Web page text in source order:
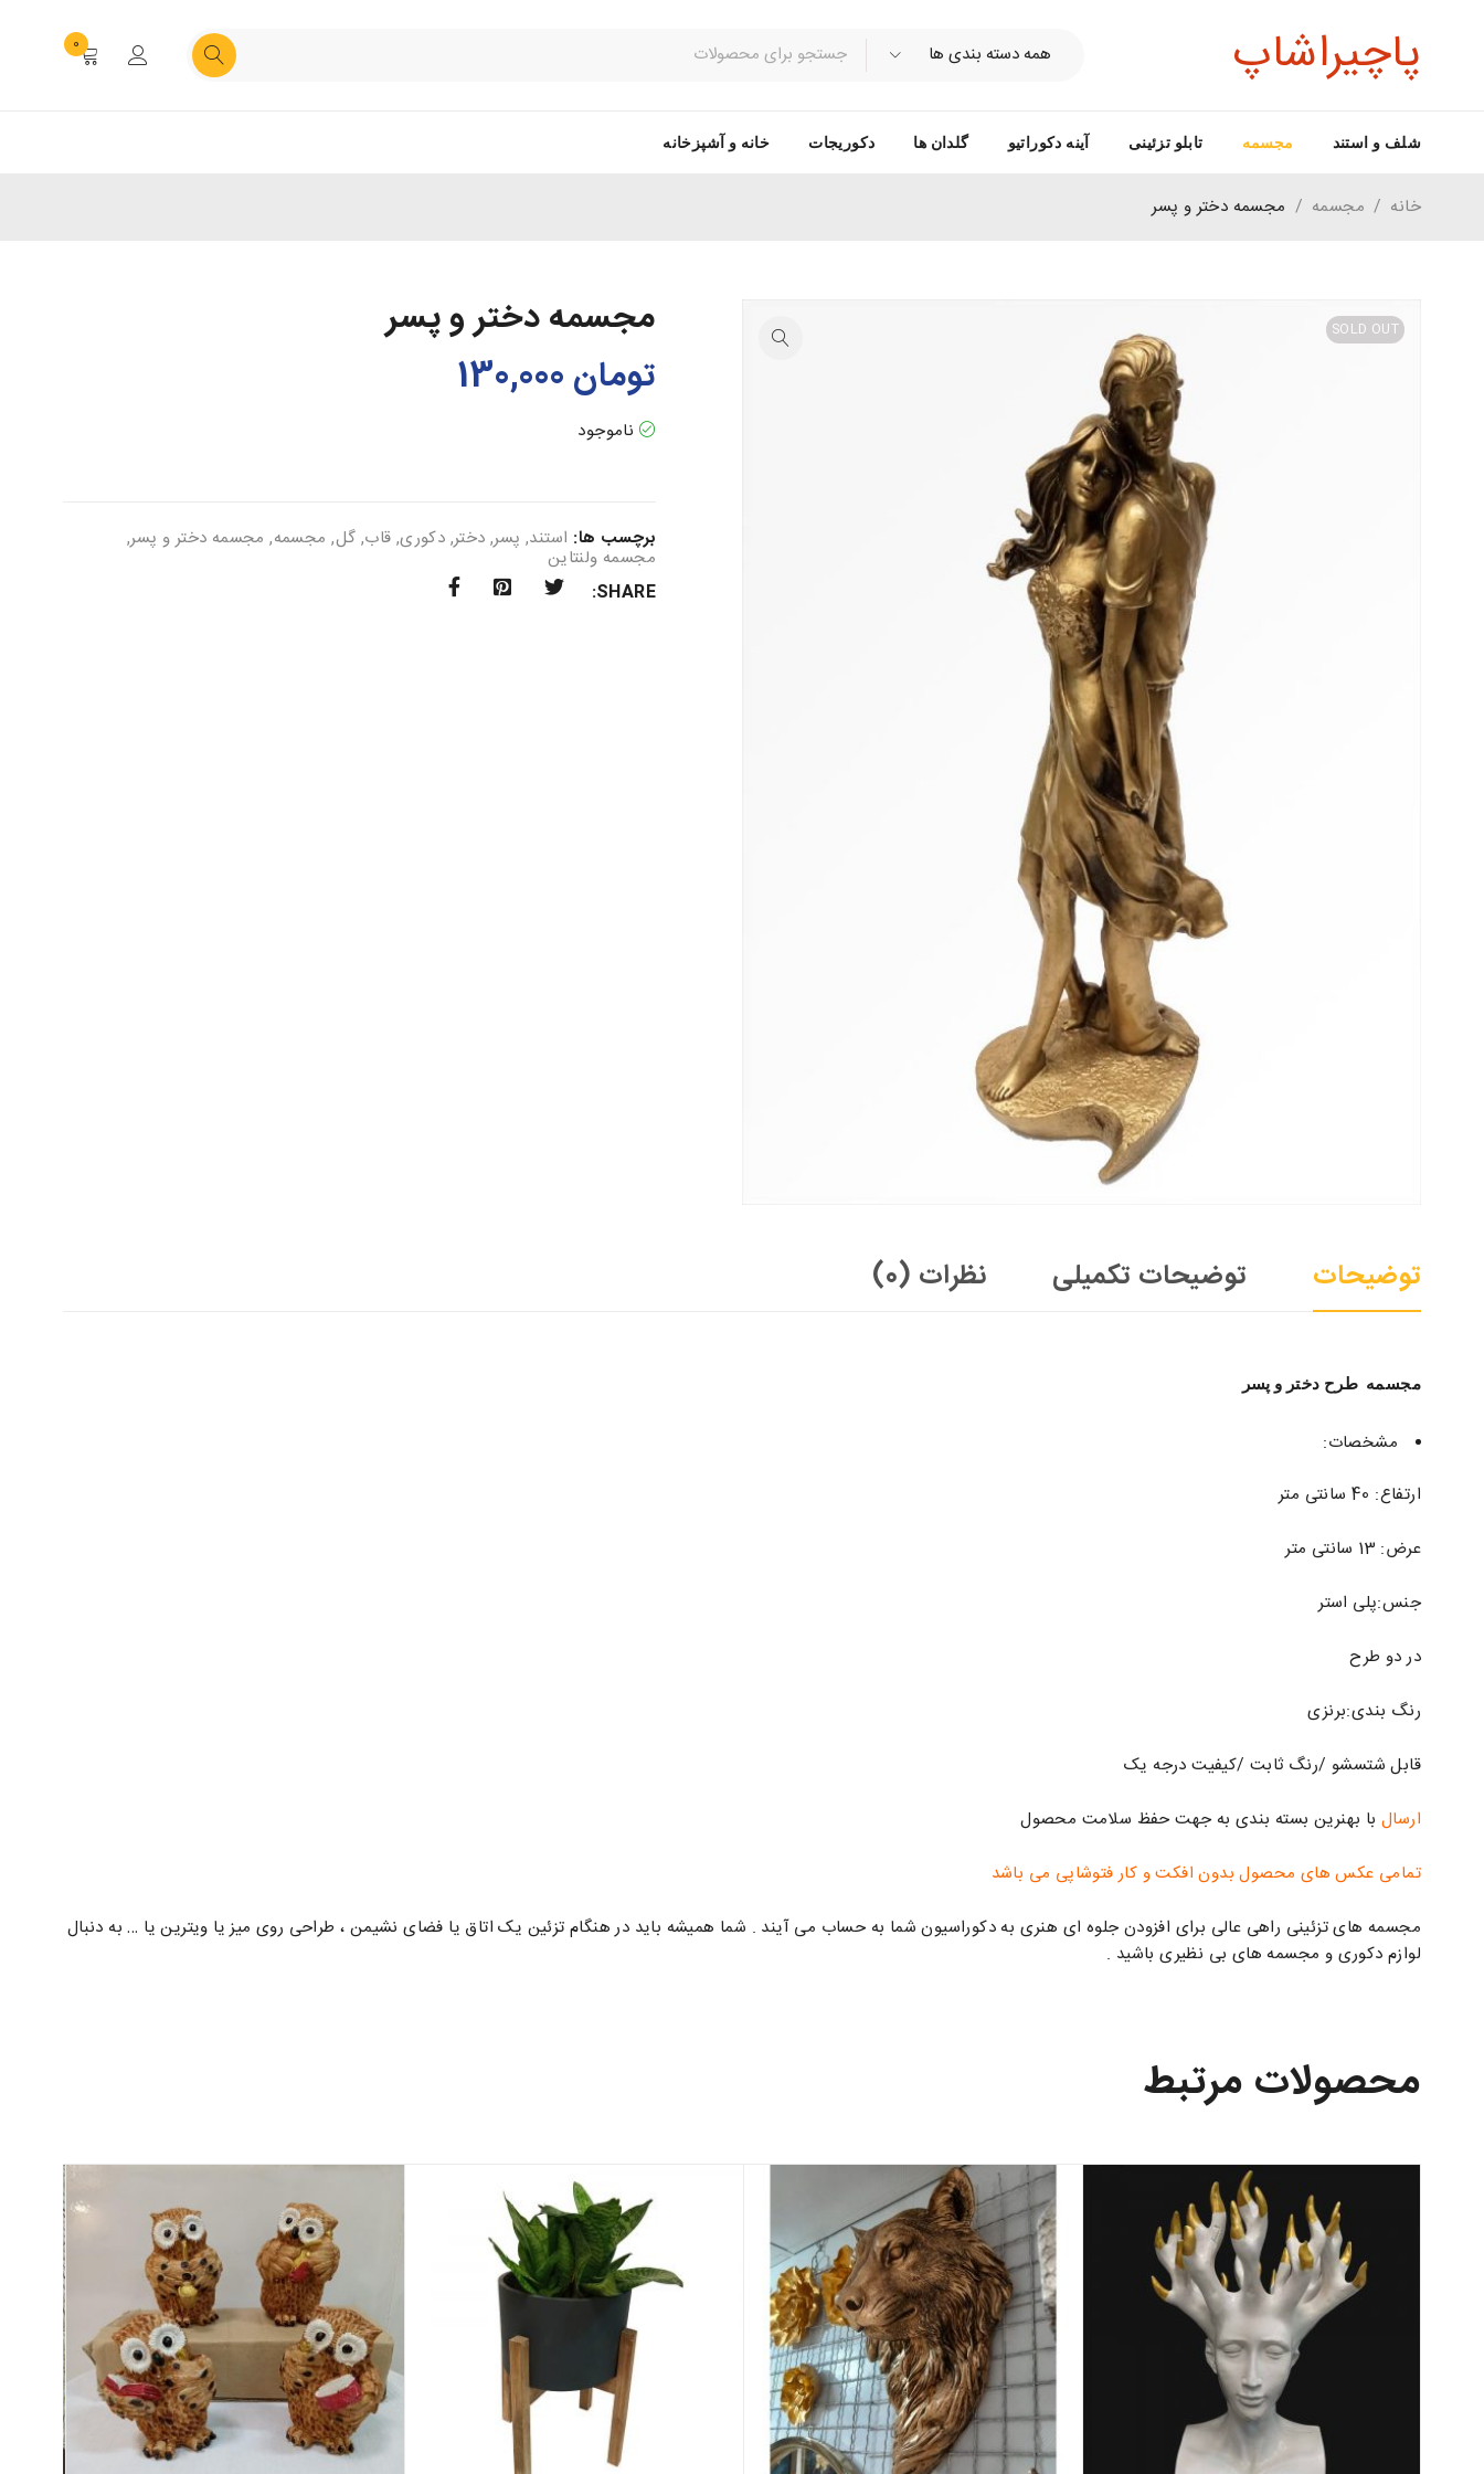
پاچیراشاپ 0
شلف و استند مجسمه تابلو تزئینی آینه دکوراتیو گلدان ها دکوریجات خانه و آشپزخانه
خانه / مجسمه / مجسمه دختر و پسر
SOLD OUT
مجسمه دختر و پسر
تومان
ناموجود
برچسب ها: استند, پسر, دختر, دکوری, قاب, گل, مجسمه, مجسمه دختر و پسر,
مجسمه ولنتاین
SHARE:
توضیحات توضیحات تکمیلی نظرات (0)
مجسمه طرح دختر و پسر
مشخصات:
ارتفاع: 40 سانتی متر
عرض: 13 سانتی متر
جنس:پلی استر
در دو طرح
رنگ بندی:برنزی
قابل شتسشو /رنگ ثابت /کیفیت درجه یک
ارسال با بهنرین بسته بندی به جهت حفظ سلامت محصول
تمامی عکس های محصول بدون افکت و کار فتوشاپی می باشد
مجسمه های تزئینی راهی عالی برای افزودن جلوه ای هنری به دکوراسیون شما به حساب می آیند . شما همیشه باید در هنگام تزئین یک اتاق یا فضای نشیمن ، طراحی روی میز یا ویترین یا … به دنبال
لوازم دکوری و مجسمه های بی نظیری باشید .
محصولات مرتبط